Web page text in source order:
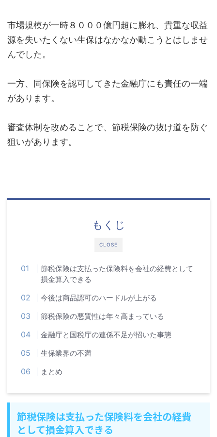
市場規模が一時８０００億円超に膨れ、貴重な収益
源を失いたくない生保はなかなか動こうとはしませ
んでした。
一方、同保険を認可してきた金融庁にも責任の一端
があります。
審査体制を改めることで、節税保険の抜け道を防ぐ
狙いがあります。
CLOSE
もくじ
節税保険は支払った保険料を会社の経費として
損金算入できる
今後は商品認可のハードルが上がる
節税保険の悪質性は年々高まっている
金融庁と国税庁の連係不足が招いた事態
生保業界の不満
まとめ
節税保険は支払った保険料を会社の経費
として損金算入できる